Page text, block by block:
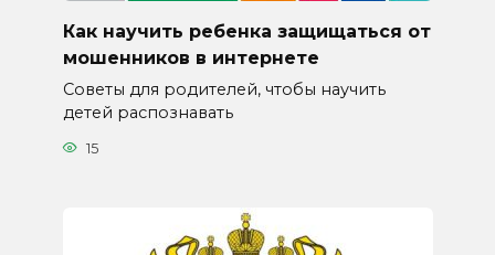
Как научить ребенка защищаться от
мошенников в интернете
Советы для родителей, чтобы научить
детей распознавать
15